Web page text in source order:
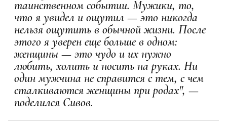
таинственном событии. Мужики, то,
что я увидел и ощутил — это никогда
нельзя ощутить в обычной жизни. После
этого я уверен еще больше в одном:
женщины — это чудо и их нужно
любить, холить и носить на руках. Ни
один мужчина не справится с тем, с чем
сталкиваются женщины при родах", —
поделился Сивов.